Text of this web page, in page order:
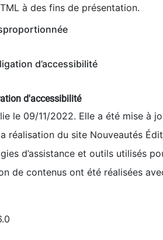
à des fins de présentation.
d’accessibilité
d'accessibilité
le 09/11/2022. Elle a été mise à
réalisation du site Nouveautés
d’assistance et outils utilisés
de contenus ont été réalisées